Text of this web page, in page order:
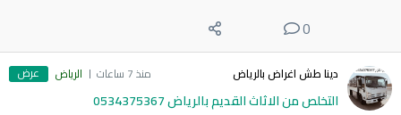
0
دينا طش اغراض بالرياض منذ 7 ساعات الرياض عرض
التخلص من الاثاث القديم بالرياض 0534375367